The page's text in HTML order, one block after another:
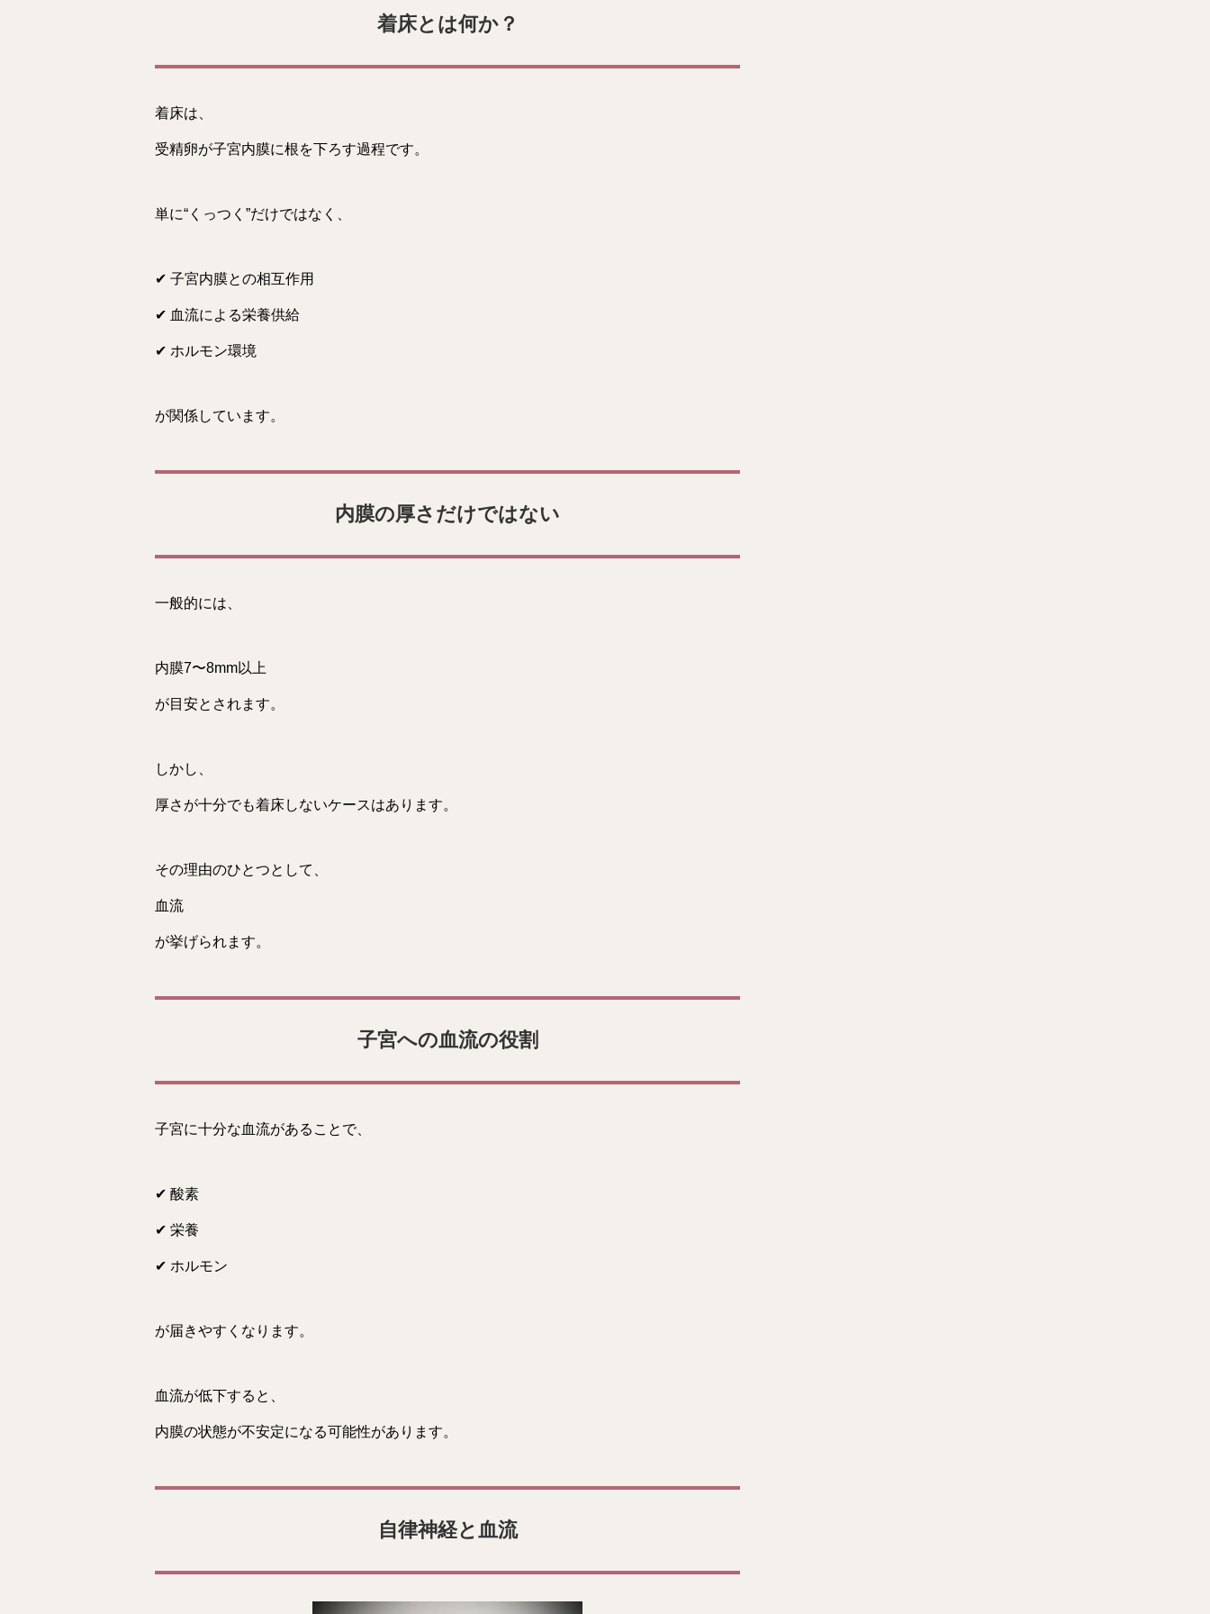
着床とは何か？
着床は、
受精卵が子宮内膜に根を下ろす過程です。
単に“くっつく”だけではなく、
✔ 子宮内膜との相互作用
✔ 血流による栄養供給
✔ ホルモン環境
が関係しています。
内膜の厚さだけではない
一般的には、
内膜7〜8mm以上
が目安とされます。
しかし、
厚さが十分でも着床しないケースはあります。
その理由のひとつとして、
血流
が挙げられます。
子宮への血流の役割
子宮に十分な血流があることで、
✔ 酸素
✔ 栄養
✔ ホルモン
が届きやすくなります。
血流が低下すると、
内膜の状態が不安定になる可能性があります。
自律神経と血流